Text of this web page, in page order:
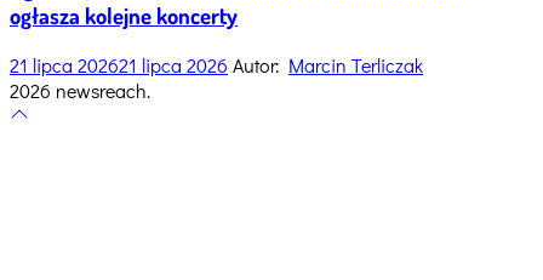
ogłasza kolejne koncerty
21 lipca 202621 lipca 2026 Autor: Marcin Terliczak
2026 newsreach.
Scroll